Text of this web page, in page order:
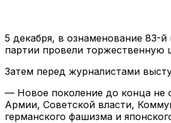
5 декабря, в ознаменование 83-
партии провели торжественную
Затем перед журналистами
— Новое поколение до конца не
Армии, Советской власти,
германского фашизма и